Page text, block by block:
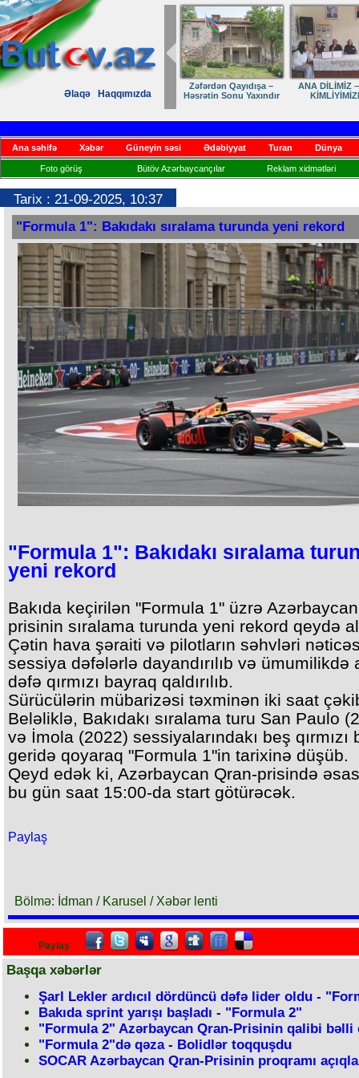
Əlaqə Haqqımızda
Zəfərdən Qayıdışa –
Həsrətin Sonu Yaxındır
ANA DİLİMİZ
Ana səhifə Xəbər Güneyin səsi Ədəbiyyat Turan Dünya
Foto görüş Bütöv Azərbaycançılar Reklam xidmətləri
Tarix : 21-09-2025, 10:37
"Formula 1": Bakıdakı sıralama turunda yeni rekord
"Formula 1": Bakıdakı sıralama
yeni rekord
Bakıda keçirilən "Formula 1" üzrə
prisinin sıralama turunda yeni rekord qeydə
Çətin hava şəraiti və pilotların səhvləri
sessiya dəfələrlə dayandırılıb və ümumilikdə
dəfə qırmızı bayraq qaldırılıb.
Sürücülərin mübarizəsi təxminən iki saat
Beləliklə, Bakıdakı sıralama turu San Paulo
və İmola (2022) sessiyalarındakı beş qırmızı
geridə qoyaraq "Formula 1"in tarixinə düşüb.
Qeyd edək ki, Azərbaycan Qran-prisində
bu gün saat 15:00-da start götürəcək.
Paylaş
Bölmə: İdman / Karusel / Xəbər lenti
Paylaş
Başqa xəbərlər
Şarl Lekler ardıcıl dördüncü dəfə lider oldu -
Bakıda sprint yarışı başladı - "Formula 2"
"Formula 2" Azərbaycan Qran-Prisinin qalibi bəlli
"Formula 2"də qəza - Bolidlər toqquşdu
SOCAR Azərbaycan Qran-Prisinin proqramı